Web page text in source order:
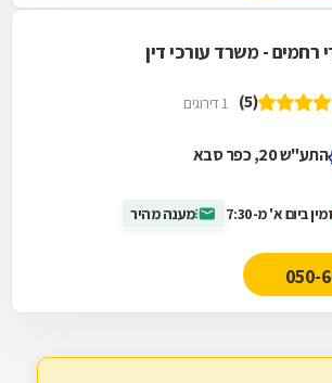
רחמים - משרד עורכי דין
(5) 1 דירוגים
התע"ש 20, כפר סבא
זמין ביום א' מ-7:30 מענה מהיר